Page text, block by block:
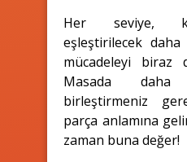
Her seviye,
eşleştirilecek
mücadeleyi biraz
Masada
birleştirmeniz
parça anlamına
zaman buna değer!